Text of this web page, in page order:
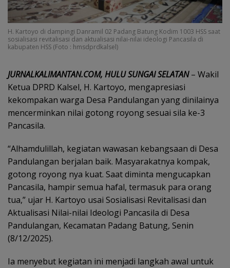
H. Kartoyo di dampingi Danramil 02 Padang Batung Kodim 1003 HSS saat
sosialisasi revitalisasi dan aktualisasi nilai-nilai ideologi Pancasila di
kabupaten HSS (Foto : hmsdprdkalsel)
JURNALKALIMANTAN.COM, HULU SUNGAI SELATAN– Wakil
Ketua DPRD Kalsel, H. Kartoyo, mengapresiasi
kekompakan warga Desa Pandulangan yang dinilainya
mencerminkan nilai gotong royong sesuai sila ke-3
Pancasila.
“Alhamdulillah, kegiatan wawasan kebangsaan di Desa
Pandulangan berjalan baik. Masyarakatnya kompak,
gotong royong nya kuat. Saat diminta mengucapkan
Pancasila, hampir semua hafal, termasuk para orang
tua,” ujar H. Kartoyo usai Sosialisasi Revitalisasi dan
Aktualisasi Nilai-nilai Ideologi Pancasila di Desa
Pandulangan, Kecamatan Padang Batung, Senin
(8/12/2025).
Ia menyebut kegiatan ini menjadi langkah awal untuk